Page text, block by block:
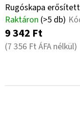
Rugóskapa
Raktáron (>5 db)
9 342 Ft
(7 356 Ft ÁFA nélkül)